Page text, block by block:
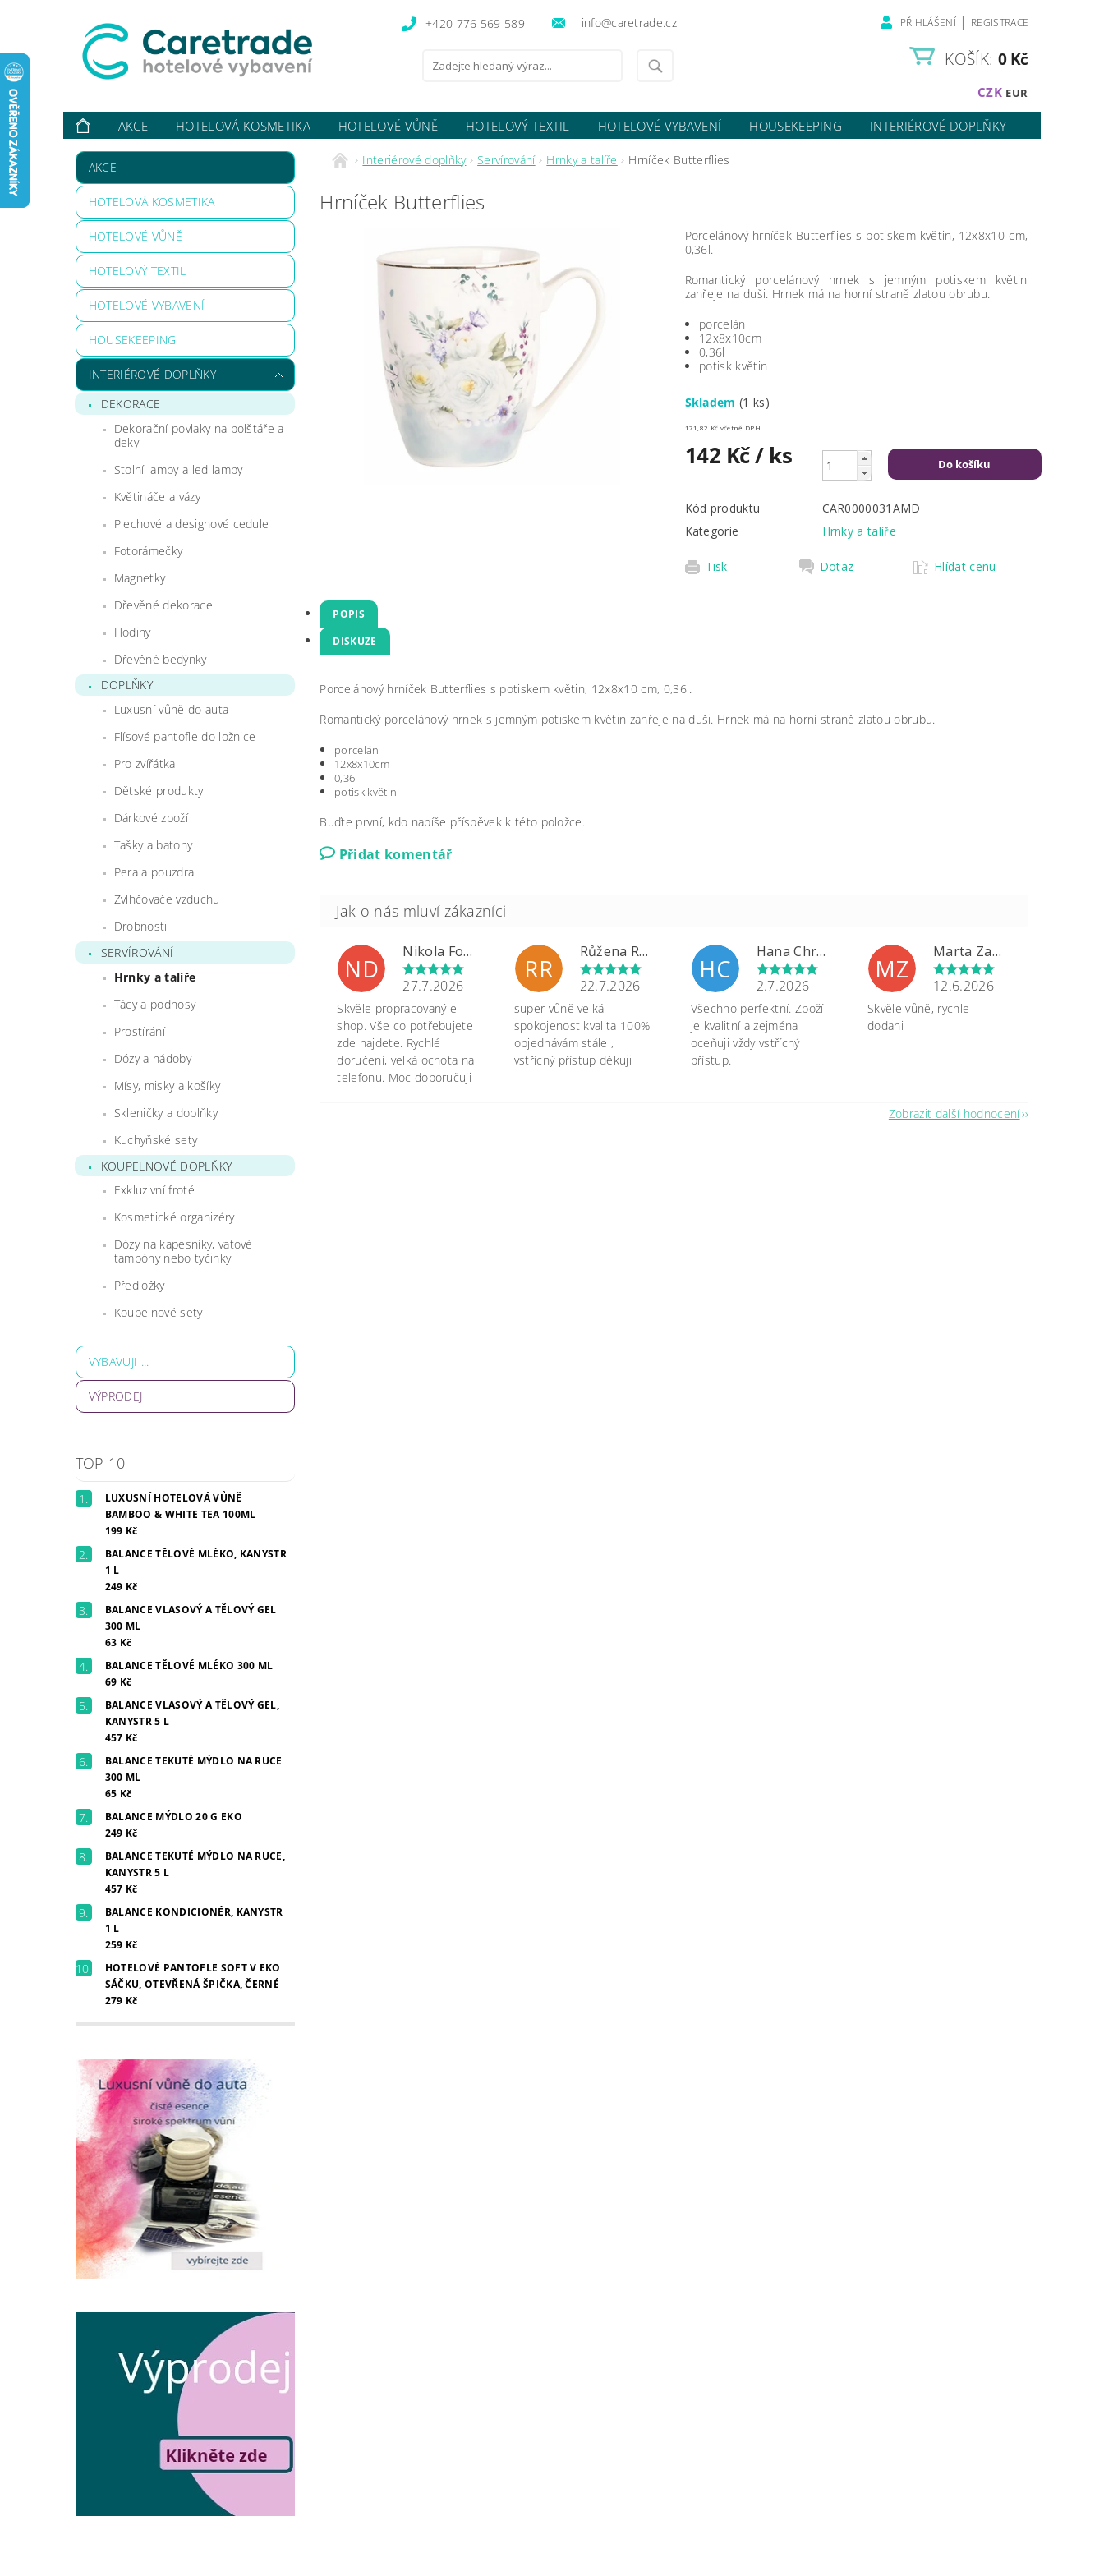
+420 776 569 589 info@caretrade.cz PŘIHLÁŠENÍ | REGISTRACE
CZK EUR
KOŠÍK: 0 Kč
AKCE HOTELOVÁ KOSMETIKA HOTELOVÉ VŮNĚ HOTELOVÝ TEXTIL HOTELOVÉ VYBAVENÍ HOUSEKEEPING
INTERIÉROVÉ DOPLŇKY
VYBAVUJI ...
KONTAKTY O NÁS HODNOCENÍ OBCHODU
AKCE
HOTELOVÁ KOSMETIKA
HOTELOVÉ VŮNĚ
HOTELOVÝ TEXTIL
HOTELOVÉ VYBAVENÍ
HOUSEKEEPING
INTERIÉROVÉ DOPLŇKY
DEKORACE
Dekorační povlaky na polštáře a
deky
Stolní lampy a led lampy
Květináče a vázy
Plechové a designové cedule
Fotorámečky
Magnetky
Dřevěné dekorace
Hodiny
Dřevěné bedýnky
DOPLŇKY
Luxusní vůně do auta
Flísové pantofle do ložnice
Pro zvířátka
Dětské produkty
Dárkové zboží
Tašky a batohy
Pera a pouzdra
Zvlhčovače vzduchu
Drobnosti
SERVÍROVÁNÍ
Hrnky a talíře
Tácy a podnosy
Prostírání
Dózy a nádoby
Mísy, misky a košíky
Skleničky a doplňky
Kuchyňské sety
KOUPELNOVÉ DOPLŇKY
Exkluzivní froté
Kosmetické organizéry
Dózy na kapesníky, vatové
tampóny nebo tyčinky
Předložky
Koupelnové sety
VYBAVUJI ...
VÝPRODEJ
TOP 10
LUXUSNÍ HOTELOVÁ VŮNĚ
BAMBOO & WHITE TEA 100ML
199 Kč
BALANCE TĚLOVÉ MLÉKO, KANYSTR
1 L
249 Kč
BALANCE VLASOVÝ A TĚLOVÝ GEL
300 ML
63 Kč
BALANCE TĚLOVÉ MLÉKO 300 ML
69 Kč
BALANCE VLASOVÝ A TĚLOVÝ GEL,
KANYSTR 5 L
457 Kč
BALANCE TEKUTÉ MÝDLO NA RUCE
300 ML
65 Kč
BALANCE MÝDLO 20 G EKO
249 Kč
BALANCE TEKUTÉ MÝDLO NA RUCE,
KANYSTR 5 L
457 Kč
BALANCE KONDICIONÉR, KANYSTR
1 L
259 Kč
HOTELOVÉ PANTOFLE SOFT V EKO
SÁČKU, OTEVŘENÁ ŠPIČKA, ČERNÉ
279 Kč
Interiérové doplňky Servírování Hrnky a talíře Hrníček Butterflies
Hrníček Butterflies
Porcelánový hrníček Butterflies s potiskem květin, 12x8x10 cm,
0,36l.
Romantický porcelánový hrnek s jemným potiskem květin
zahřeje na duši. Hrnek má na horní straně zlatou obrubu.
porcelán
12x8x10cm
0,36l
potisk květin
Skladem(1 ks)
171,82 Kč včetně DPH
142 Kč/ ks
Kód produktu
CAR0000031AMD
Kategorie
Hrnky a talíře
Tisk Dotaz Hlídat cenu
POPIS
DISKUZE
Porcelánový hrníček Butterflies s potiskem květin, 12x8x10 cm, 0,36l.
Romantický porcelánový hrnek s jemným potiskem květin zahřeje na duši. Hrnek má na horní straně zlatou obrubu.
porcelán
12x8x10cm
0,36l
potisk květin
Buďte první, kdo napíše příspěvek k této položce.
Přidat komentář
ND
Nikola Formánková Dvořáková
27.7.2026
Skvěle propracovaný e-
shop. Vše co potřebujete
zde najdete. Rychlé
doručení, velká ochota na
telefonu. Moc doporučuji
RR
Růžena Rypková
22.7.2026
super vůně velká
spokojenost kvalita 100%
objednávám stále ,
vstřícný přístup děkuji
HC
Hana Chrastinová
2.7.2026
Všechno perfektní. Zboží
je kvalitní a zejména
oceňuji vždy vstřícný
přístup.
MZ
Marta Zapletalová
12.6.2026
Skvěle vůně, rychle
dodani
Zobrazit další hodnocení